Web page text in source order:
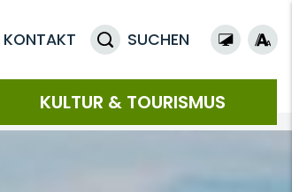
KONTAKT SUCHEN
KULTUR & TOURISMUS